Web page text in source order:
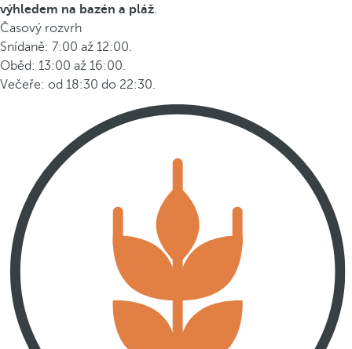
výhledem na bazén a pláž.
Časový rozvrh
Snídaně: 7:00 až 12:00.
Oběd: 13:00 až 16:00.
Večeře: od 18:30 do 22:30.